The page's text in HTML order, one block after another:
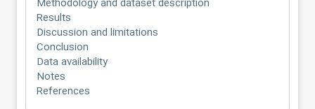
Methodology and dataset description
Results
Discussion and limitations
Conclusion
Data availability
Notes
References